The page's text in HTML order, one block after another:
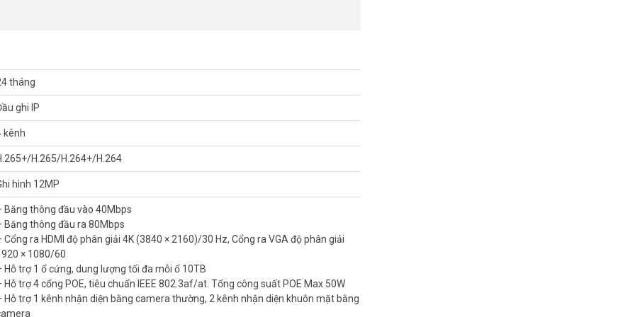
VGA độ phân giải 1920 × 1080/60
suất POE Max 50W
diện khuôn mặt bằng camera
DS-7604NXI-K1/4P
nâng cao hiệu quả quản lý an ninh.
tháng
ghi IP
kênh
H.265/H.264+/H.264
hình 12MP
Băng thông đầu vào 40Mbps
Băng thông đầu ra 80Mbps
Cổng ra HDMI độ phân giải 4K (3840 × 2160)/30 Hz, Cổng ra VGA độ phân giải
× 1080/60
Hỗ trợ 1 ổ cứng, dung lượng tối đa mỗi ổ 10TB
Hỗ trợ 4 cổng POE, tiêu chuẩn IEEE 802.3af/at. Tổng công suất POE Max 50W
Hỗ trợ 1 kênh nhận diện bằng camera thường, 2 kênh nhận diện khuôn mặt bằng